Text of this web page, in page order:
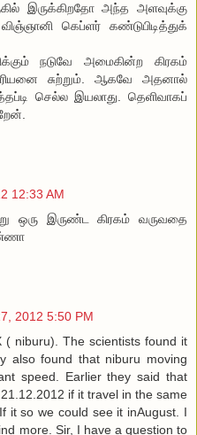
இருக்கிறதோ அந்த அளவுக்கு
கெப்ளர் கண்டுபிடித்துக்
நடுவே அமைகின்ற கிரகம்
சுற்றும். ஆகவே அதனால்
செல்ல இயலாது. தெளிவாகப்
12:33 AM
ஒரு இருண்ட கிரகம் வருவதை
2012 5:50 PM
( niburu). The scientists found it
also found that niburu moving
speed. Earlier they said that
if it travel in the same
it so we could see it inAugust. I
more. Sir, I have a question to